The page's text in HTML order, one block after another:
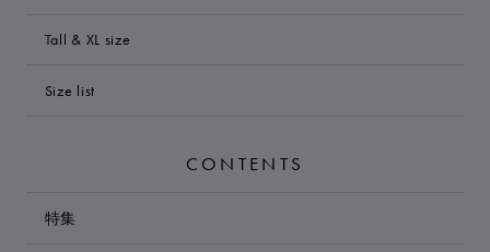
Tall & XL size
Size list
CONTENTS
特集